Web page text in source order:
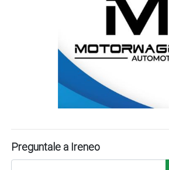
Preguntale a Ireneo